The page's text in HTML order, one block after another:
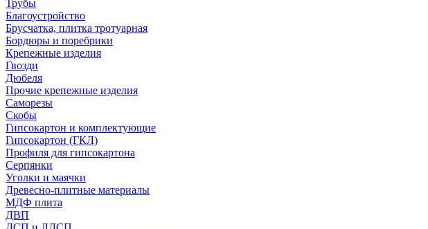
Трубы
Благоустройство
Брусчатка, плитка тротуарная
Бордюры и поребрики
Крепежные изделия
Гвозди
Дюбеля
Прочие крепежные изделия
Саморезы
Скобы
Гипсокартон и комплектующие
Гипсокартон (ГКЛ)
Профиля для гипсокартона
Серпянки
Уголки и маячки
Древесно-плитные материалы
МДФ плита
ДВП